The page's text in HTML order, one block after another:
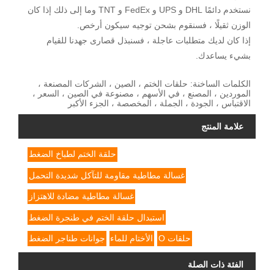
نستخدم دائمًا DHL و UPS و FedEx و TNT وما إلى ذلك إذا كان
الوزن ثقيلًا ، فسنقوم بشحن توجيه سيكون أرخص.
إذا كان لديك متطلبات عاجلة ، فسنبذل قصارى جهدنا للقيام
بشيء يساعدك.
الكلمات الساخنة: حلقات الختم ، الصين ، الشركات المصنعة ،
الموردين ، المصنع ، في الأسهم ، مصنوعة في الصين ، السعر ،
الاقتباس ، الجودة ، الجملة ، المخصصة ، الجزء الأكبر
علامة المنتج
حلقة الختم لطباخ الضغط
غسالة مطاطية مقاومة للتآكل شديدة التحمل
غسالة مطاطية مضادة للاهتزاز
استبدال حلقة الختم في طنجرة الضغط
جوانات طناجر الضغط الأختام للماء حلقات O
الفئة ذات الصلة